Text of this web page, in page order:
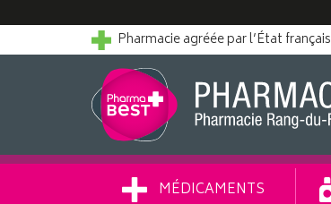
Pharmacie agréée par l’État français
MÉDICAMENTS